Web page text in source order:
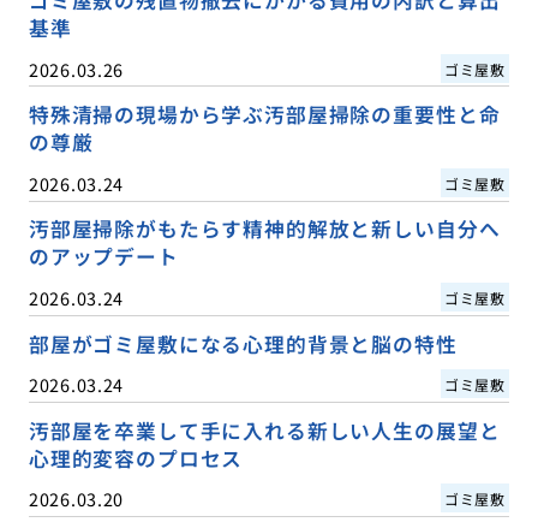
基準
2026.03.26 ゴミ屋敷
特殊清掃の現場から学ぶ汚部屋掃除の重要性と命
の尊厳
2026.03.24 ゴミ屋敷
汚部屋掃除がもたらす精神的解放と新しい自分へ
のアップデート
2026.03.24 ゴミ屋敷
部屋がゴミ屋敷になる心理的背景と脳の特性
2026.03.24 ゴミ屋敷
汚部屋を卒業して手に入れる新しい人生の展望と
心理的変容のプロセス
2026.03.20 ゴミ屋敷